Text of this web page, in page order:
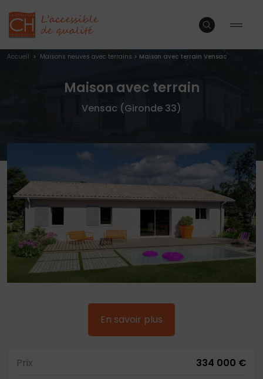
Accueil > Maisons neuves avec terrains > Maison avec terrain Vensac
Maison avec terrain
Vensac (Gironde 33)
En savoir plus
Prix
334 000 €